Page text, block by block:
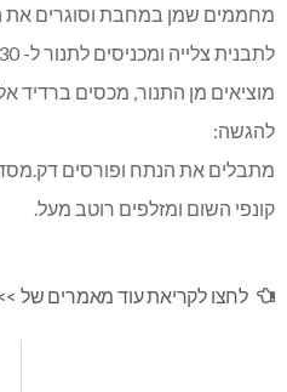
מחממים שמן במחבת וסוגרים את
לתבנית צלייה ומכניסים לתנור ל- 30 דקות.
מוציאים מן התנור, מכסים ברדיד
להגשה:
מתבלים את הנתח ופורסים
קונפי השום ומזלפים רוטב מעל.
לחצו לקריאת עוד מאמרים של